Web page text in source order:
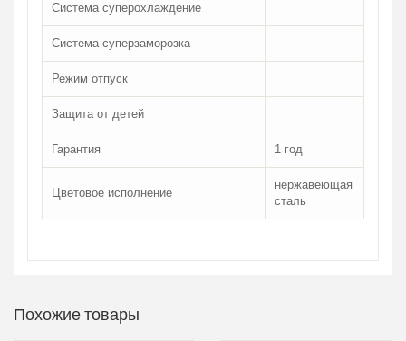
Система суперохлаждение
Система суперзаморозка
Режим отпуск
Защита от детей
Гарантия 1 год
Цветовое исполнение
нержавеющая
сталь
Похожие товары